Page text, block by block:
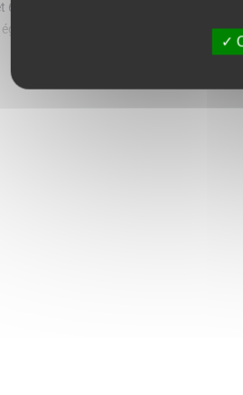
6+ inclut un camion de course doté d'une
des minifigurines de pilote et
et le camion de transport de voitures
à 360° au fil de la construction.
de près avec des modèles réalistes